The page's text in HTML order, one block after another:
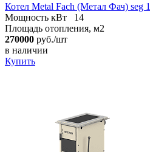
Котел Metal Fach (Метал Фач) seg
Мощность кВт
14
Площадь отопления, м2
270000 руб./шт
в наличии
Купить